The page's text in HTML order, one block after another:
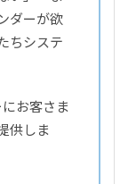
ダーが欲
ちシステ
お客さま
供しま